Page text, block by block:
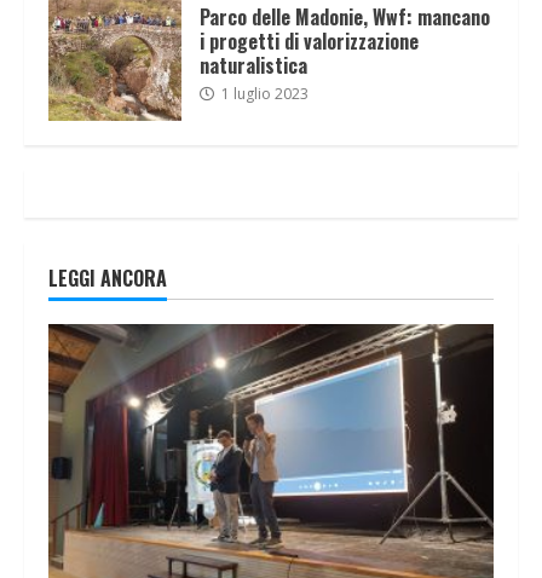
Parco delle Madonie, Wwf: mancano
i progetti di valorizzazione
naturalistica
1 luglio 2023
LEGGI ANCORA